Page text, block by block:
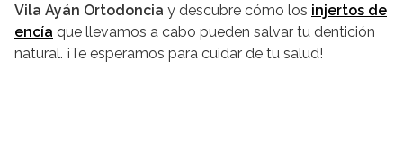
Vila Ayán Ortodoncia y descubre cómo los injertos de
encía que llevamos a cabo pueden salvar tu dentición
natural. ¡Te esperamos para cuidar de tu salud!